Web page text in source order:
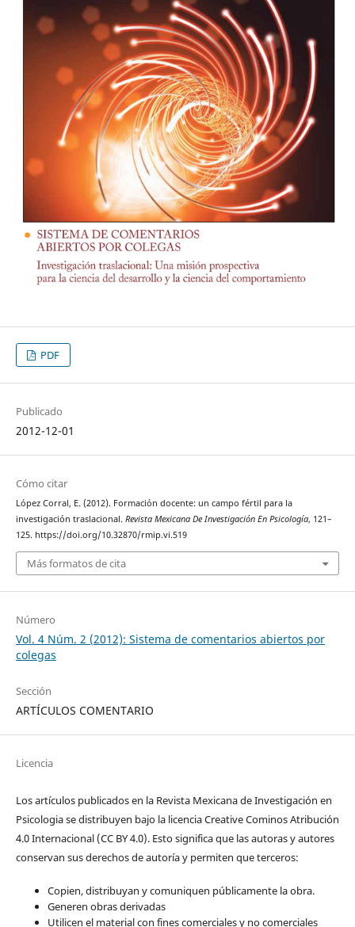
PDF
Publicado
2012-12-01
Cómo citar
López Corral, E. (2012). Formación docente: un campo fértil para la
investigación traslacional. Revista Mexicana De Investigación En Psicología, 121–
125. https://doi.org/10.32870/rmip.vi.519
Más formatos de cita
Número
Vol. 4 Núm. 2 (2012): Sistema de comentarios abiertos por
colegas
Sección
ARTÍCULOS COMENTARIO
Licencia
Los artículos publicados en la Revista Mexicana de Investigación en
Psicologia se distribuyen bajo la licencia Creative Cominos Atribución
4.0 Internacional (CC BY 4.0). Esto significa que las autoras y autores
conservan sus derechos de autoría y permiten que terceros:
Copien, distribuyan y comuniquen públicamente la obra.
Generen obras derivadas
Utilicen el material con fines comerciales y no comerciales